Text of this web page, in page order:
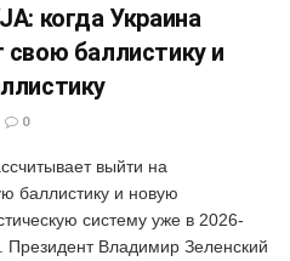
когда Украина
свою баллистику и
0
выйти на
баллистику и новую
систему уже в 2026-
Президент Владимир Зеленский